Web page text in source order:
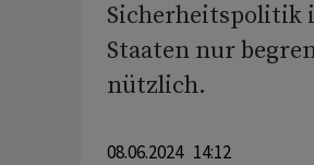
Sicherheitspolitik
Staaten nur
nützlich.
08.06.2024 14:12